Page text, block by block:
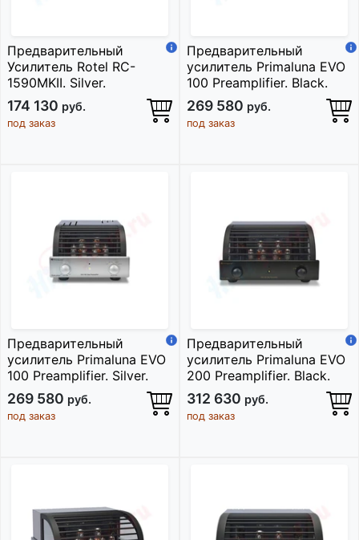
Предварительный
Усилитель Rotel RC-
1590MKII. Silver.
174 130 руб.
под заказ
Предварительный
усилитель Primaluna EVO
100 Preamplifier. Black.
269 580 руб.
под заказ
Предварительный
усилитель Primaluna EVO
100 Preamplifier. Silver.
269 580 руб.
под заказ
Предварительный
усилитель Primaluna EVO
200 Preamplifier. Black.
312 630 руб.
под заказ